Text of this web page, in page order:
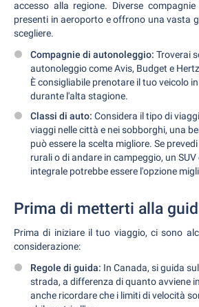
accesso alla regione. Diverse
presenti in aeroporto e offrono una vasta
scegliere.
Compagnie di autonoleggio: Troverai
autonoleggio come Avis, Budget e
È consigliabile prenotare il tuo veicolo
durante l'alta stagione.
Classi di auto: Considera il tipo di
viaggi nelle città e nei sobborghi, una
può essere la scelta migliore. Se
rurali o di andare in campeggio, un
integrale potrebbe essere l'opzione
Prima di metterti alla
Prima di iniziare il tuo viaggio, ci sono
considerazione:
Regole di guida: In Canada, si guida
strada, a differenza di quanto avviene
anche ricordare che i limiti di velocità